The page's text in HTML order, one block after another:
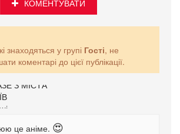
КОМЕНТУВАТИ
знаходяться у групі Гості, не
коментарі до цієї публікації.
З МІСТА
це аніме. 😍